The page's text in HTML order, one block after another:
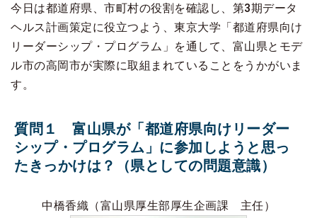
今日は都道府県、市町村の役割を確認し、第3期データ
ヘルス計画策定に役立つよう、東京大学「都道府県向け
リーダーシップ・プログラム」を通して、富山県とモデ
ル市の高岡市が実際に取組まれていることをうかがいま
す。
質問１ 富山県が「都道府県向けリーダー
シップ・プログラム」に参加しようと思っ
たきっかけは？（県としての問題意識）
中橋香織（富山県厚生部厚生企画課 主任）